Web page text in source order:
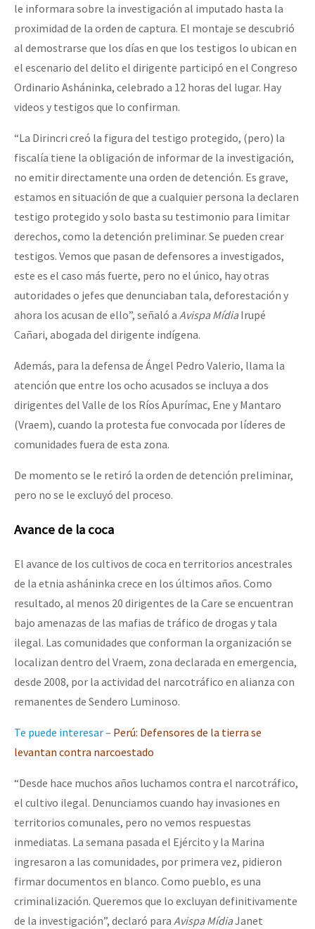
le informara sobre la investigación al imputado hasta la
proximidad de la orden de captura. El montaje se descubrió
al demostrarse que los días en que los testigos lo ubican en
el escenario del delito el dirigente participó en el Congreso
Ordinario Asháninka, celebrado a 12 horas del lugar. Hay
videos y testigos que lo confirman.
“La Dirincri creó la figura del testigo protegido, (pero) la
fiscalía tiene la obligación de informar de la investigación,
no emitir directamente una orden de detención. Es grave,
estamos en situación de que a cualquier persona la declaren
testigo protegido y solo basta su testimonio para limitar
derechos, como la detención preliminar. Se pueden crear
testigos. Vemos que pasan de defensores a investigados,
este es el caso más fuerte, pero no el único, hay otras
autoridades o jefes que denunciaban tala, deforestación y
ahora los acusan de ello”, señaló a Avispa MídiaIrupé
Cañari, abogada del dirigente indígena.
Además, para la defensa de Ángel Pedro Valerio, llama la
atención que entre los ocho acusados se incluya a dos
dirigentes del Valle de los Ríos Apurímac, Ene y Mantaro
(Vraem), cuando la protesta fue convocada por líderes de
comunidades fuera de esta zona.
De momento se le retiró la orden de detención preliminar,
pero no se le excluyó del proceso.
Avance de la coca
El avance de los cultivos de coca en territorios ancestrales
de la etnia asháninka crece en los últimos años. Como
resultado, al menos 20 dirigentes de la Care se encuentran
bajo amenazas de las mafias de tráfico de drogas y tala
ilegal. Las comunidades que conforman la organización se
localizan dentro del Vraem, zona declarada en emergencia,
desde 2008, por la actividad del narcotráfico en alianza con
remanentes de Sendero Luminoso.
Te puede interesar – Perú: Defensores de la tierra se
levantan contra narcoestado
“Desde hace muchos años luchamos contra el narcotráfico,
el cultivo ilegal. Denunciamos cuando hay invasiones en
territorios comunales, pero no vemos respuestas
inmediatas. La semana pasada el Ejército y la Marina
ingresaron a las comunidades, por primera vez, pidieron
firmar documentos en blanco. Como pueblo, es una
criminalización. Queremos que lo excluyan definitivamente
de la investigación”, declaró para Avispa MídiaJanet